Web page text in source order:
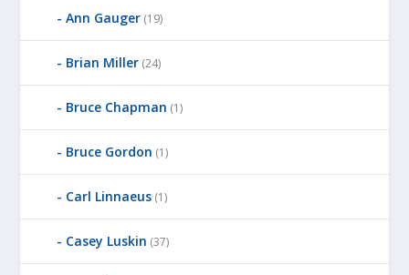
Ann Gauger (19)
Brian Miller (24)
Bruce Chapman (1)
Bruce Gordon (1)
Carl Linnaeus (1)
Casey Luskin (37)